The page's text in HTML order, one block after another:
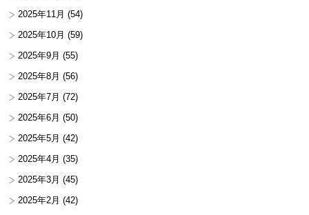
2025年11月 (54)
2025年10月 (59)
2025年9月 (55)
2025年8月 (56)
2025年7月 (72)
2025年6月 (50)
2025年5月 (42)
2025年4月 (35)
2025年3月 (45)
2025年2月 (42)